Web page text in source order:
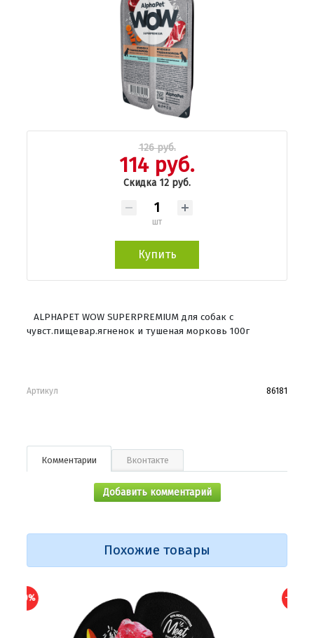
126 руб.
114 руб.
Скидка 12 руб.
шт
Купить
ALPHAPET WOW SUPERPREMIUM для собак с
чувст.пищевар.ягненок и тушеная морковь 100г
Артикул 86181
Комментарии Вконтакте
Добавить комментарий
Похожие товары
-10%